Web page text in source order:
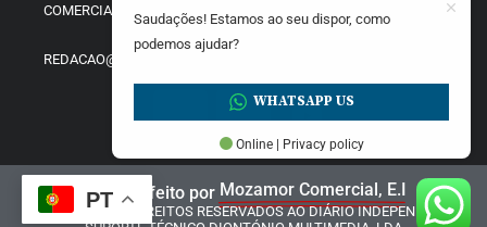
COMERCIAL@DIARIOINDEPENDENTE.INFO
REDACAO@DIARIOINDEPENDENTE.INFO
Website feito por Mozamor Comercial, E.I
@2025 – TODOS DIREITOS RESERVADOS AO DIÁRIO INDEPENDENTE |
PT
Saudações! Estamos ao seu dispor, como
podemos ajudar?
WHATSAPP US
Online | Privacy policy